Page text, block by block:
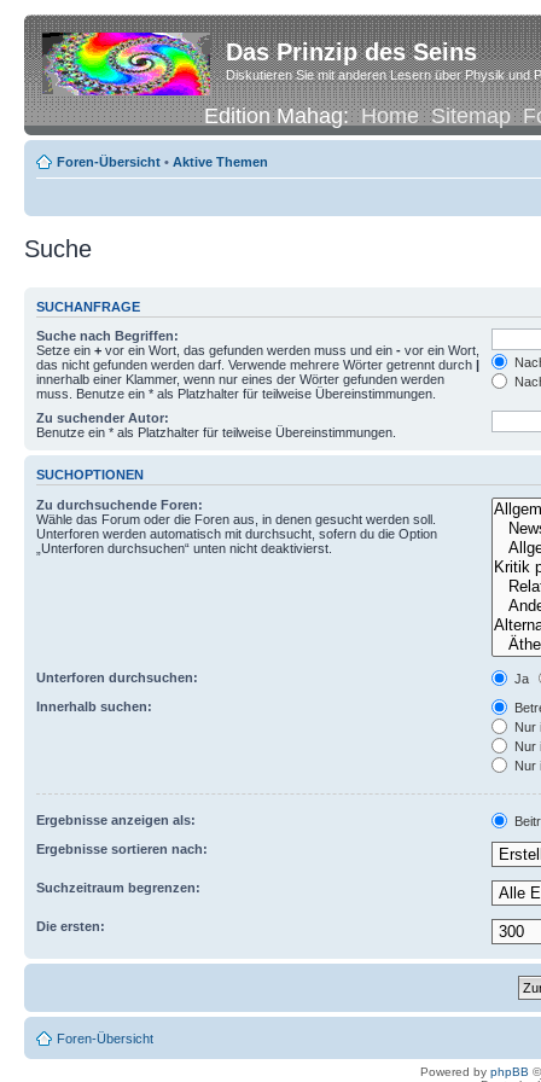
Das Prinzip des Seins
Diskutieren Sie mit anderen Lesern über Physik und
Edition Mahag:Home Sitemap
Foren-Übersicht • Aktive Themen
Suche
SUCHANFRAGE
Suche nach Begriffen:
Setze ein + vor ein Wort, das gefunden werden muss und ein - vor ein Wort,
das nicht gefunden werden darf. Verwende mehrere Wörter getrennt durch |
innerhalb einer Klammer, wenn nur eines der Wörter gefunden werden
muss. Benutze ein * als Platzhalter für teilweise Übereinstimmungen.
Zu suchender Autor:
Benutze ein * als Platzhalter für teilweise Übereinstimmungen.
SUCHOPTIONEN
Zu durchsuchende Foren:
Wähle das Forum oder die Foren aus, in denen gesucht werden soll.
Unterforen werden automatisch mit durchsucht, sofern du die Option
„Unterforen durchsuchen“ unten nicht deaktivierst.
Unterforen durchsuchen:
Ja
Innerhalb suchen:
Nur
Nur
Nur
Ergebnisse anzeigen als:
Ergebnisse sortieren nach:
Suchzeitraum begrenzen:
Die ersten:
Foren-Übersicht
Powered by phpBB